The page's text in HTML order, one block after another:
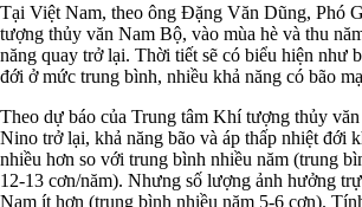
Tại Việt Nam, theo ông Đặng Văn Dũng, Phó
tượng thủy văn Nam Bộ, vào mùa hè và thu
năng quay trở lại. Thời tiết sẽ có biểu hiện như
đới ở mức trung bình, nhiều khả năng có bão
Theo dự báo của Trung tâm Khí tượng thủy
Nino trở lại, khả năng bão và áp thấp nhiệt đới
nhiều hơn so với trung bình nhiều năm (trung
12-13 cơn/năm). Nhưng số lượng ảnh hưởng
Nam ít hơn (trung bình nhiều năm 5-6 cơn).